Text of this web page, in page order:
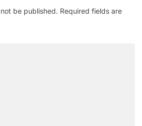
be published. Required fields are